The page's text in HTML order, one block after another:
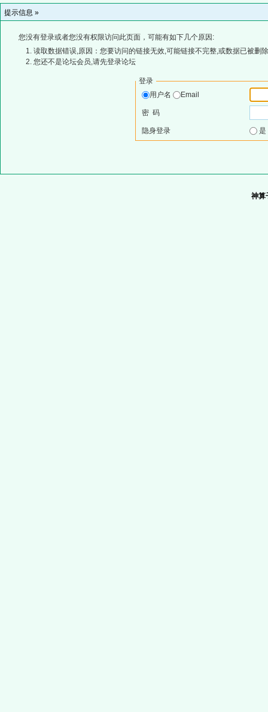
提示信息 »
您没有登录或者您没有权限访问此页面，可能有如下几个原因:
读取数据错误,原因：您要访问的链接无效,可能链接不完整,或数据已被删
您还不是论坛会员,请先登录论坛
登录
用户名
Email
密 码
隐身登录
神算